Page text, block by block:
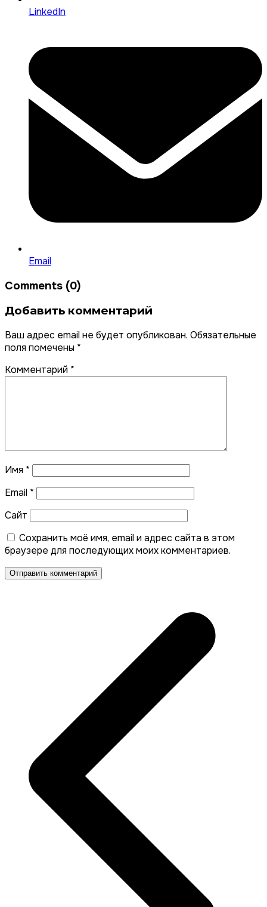
LinkedIn
Email
Comments (0)
Добавить комментарий
Ваш адрес email не будет опубликован. Обязательные
поля помечены *
Комментарий *
Имя *
Email *
Сайт
Сохранить моё имя, email и адрес сайта в этом
браузере для последующих моих комментариев.